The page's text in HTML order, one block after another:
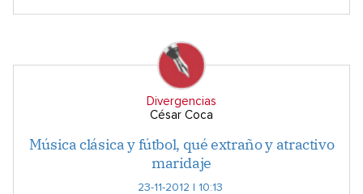
Divergencias
César Coca
Música clásica y fútbol, qué extraño y atractivo
maridaje
23-11-2012 | 10:13